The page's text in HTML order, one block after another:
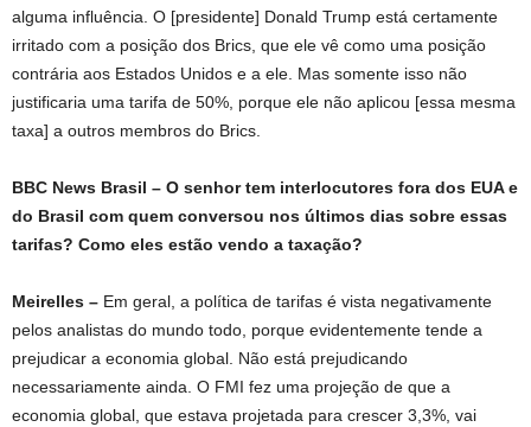
alguma influência. O [presidente] Donald Trump está certamente
irritado com a posição dos Brics, que ele vê como uma posição
contrária aos Estados Unidos e a ele. Mas somente isso não
justificaria uma tarifa de 50%, porque ele não aplicou [essa mesma
taxa] a outros membros do Brics.
BBC News Brasil – O senhor tem interlocutores fora dos EUA e
do Brasil com quem conversou nos últimos dias sobre essas
tarifas? Como eles estão vendo a taxação?
Meirelles – Em geral, a política de tarifas é vista negativamente
pelos analistas do mundo todo, porque evidentemente tende a
prejudicar a economia global. Não está prejudicando
necessariamente ainda. O FMI fez uma projeção de que a
economia global, que estava projetada para crescer 3,3%, vai